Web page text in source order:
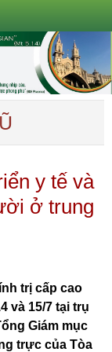
y tế và
ở trung
trị cấp cao
và 15/7 tại trụ
Giám mục
trực của Tòa